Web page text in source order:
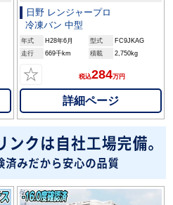
日野 レンジャープロ
冷凍バン 中型
年式 H28年6月 型式
FC9JKAG
走行
669千km 積載 2,750kg
☆ 税込284万円
詳細ページ